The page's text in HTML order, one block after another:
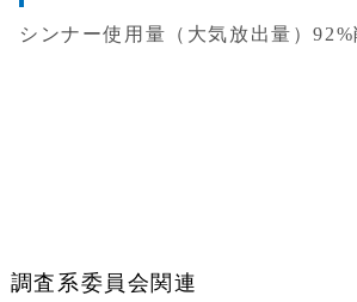
シンナー使用量（大気放出量）92%
調査系委員会関連